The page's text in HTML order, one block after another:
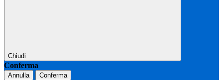
Chiudi
Conferma
Annulla Conferma